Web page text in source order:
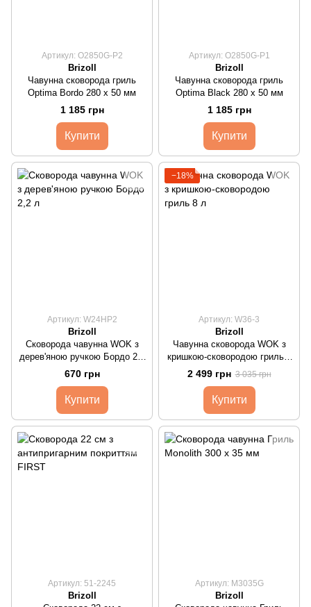
Артикул: O2850G-P2
Brizoll
Чавунна сковорода гриль
Optima Bordo 280 х 50 мм
1 185 грн
Купити
Артикул: O2850G-P1
Brizoll
Чавунна сковорода гриль
Optima Black 280 х 50 мм
1 185 грн
Купити
Артикул: W24HP2
Brizoll
Сковорода чавунна WOK з
дерев'яною ручкою Бордо 2,2
л
670 грн
Купити
−18%
Артикул: W36-3
Brizoll
Чавунна сковорода WOK з
кришкою-сковородою гриль 8
2 499 грн 3 035 грн
Купити
Артикул: 51-2245
Brizoll
Артикул: M3035G
Brizoll